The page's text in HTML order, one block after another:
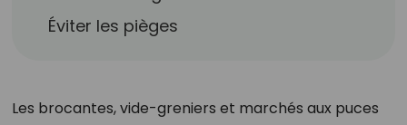
Éviter les pièges
Les brocantes, vide-greniers et marchés aux puces